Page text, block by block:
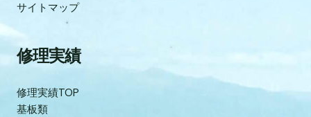
サイトマップ
修理実績
修理実績TOP
基板類